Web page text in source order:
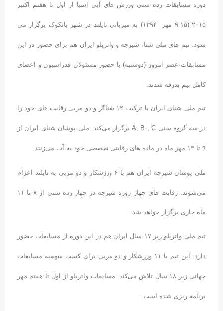
دوره مسابقات رده سنی ورزش های آبی آسیا از اول تا هفتم اکتبر
۲۰۱۵ (۱۵-۹ مهر ۱۳۹۴) به میزبانی تایلند در شهر بانکوک برگزار می
شود. تیم های ملی شنا، شیرجه و واترپلو ایران هم برای حضور در این
مسابقات عصر امروز (دوشنبه) با حضور مسئولان فدراسیون و اعضای
کامل تیم بدرقه شدند.
تیم ملی شنای ایران با ترکیب ۱۲ شناگر و دو مربی رقابت های خود را
در سه گروه سنی A, B , C برگزار می‌کند. ملی پوشان شنای ایران از
۹ تا ۱۳ مهر ماه در ماده های رقابتی تخصصی خود به آب می‌زنند.
ملی پوشان شیرجه ایران هم با ۶ ورزشکار و دو مربی به تایلند اعزام
می‌شوند. رقابت های چهار روزه شیرجه در چهار رده سنی از ۸ تا ۱۱
ماه جاری برگزار خواهد شد.
تیم ملی واترپلو زیر ۱۷ سال ایران هم در این دوره از مسابقات حضور
دارد. این تیم با ۱۱ ورزشکار و دو مربی برای کسب سهمیه مسابقات
جهانی زیر ۱۸ سال تلاش می‌کند. مسابقات واترپلو از اول تا هفتم مهر
برنامه ریزی شده است.